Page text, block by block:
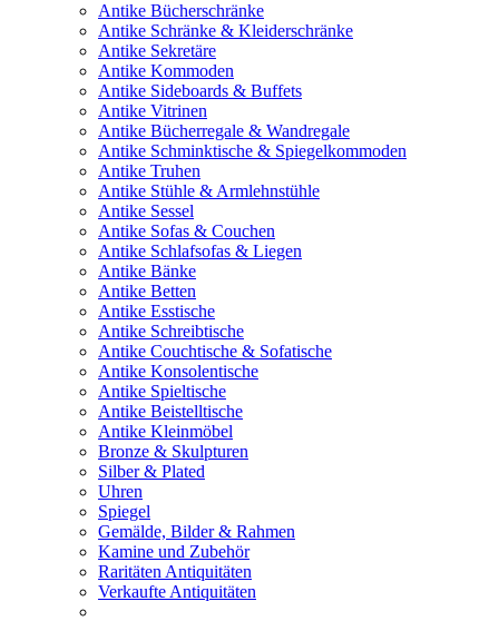
Antike Bücherschränke
Antike Schränke & Kleiderschränke
Antike Sekretäre
Antike Kommoden
Antike Sideboards & Buffets
Antike Vitrinen
Antike Bücherregale & Wandregale
Antike Schminktische & Spiegelkommoden
Antike Truhen
Antike Stühle & Armlehnstühle
Antike Sessel
Antike Sofas & Couchen
Antike Schlafsofas & Liegen
Antike Bänke
Antike Betten
Antike Esstische
Antike Schreibtische
Antike Couchtische & Sofatische
Antike Konsolentische
Antike Spieltische
Antike Beistelltische
Antike Kleinmöbel
Bronze & Skulpturen
Silber & Plated
Uhren
Spiegel
Gemälde, Bilder & Rahmen
Kamine und Zubehör
Raritäten Antiquitäten
Verkaufte Antiquitäten